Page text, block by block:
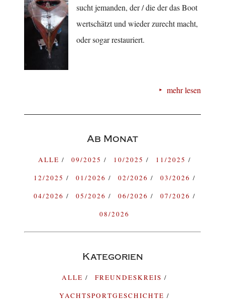
sucht jemanden, der / die der das Boot
wertschätzt und wieder zurecht macht,
oder sogar restauriert.
mehr lesen
Ab Monat
ALLE 09/2025 10/2025
11/2025
12/2025
01/2026 02/2026
03/2026
04/2026
05/2026 06/2026
07/2026
08/2026
Kategorien
ALLE
FREUNDESKREIS
YACHTSPORTGESCHICHTE